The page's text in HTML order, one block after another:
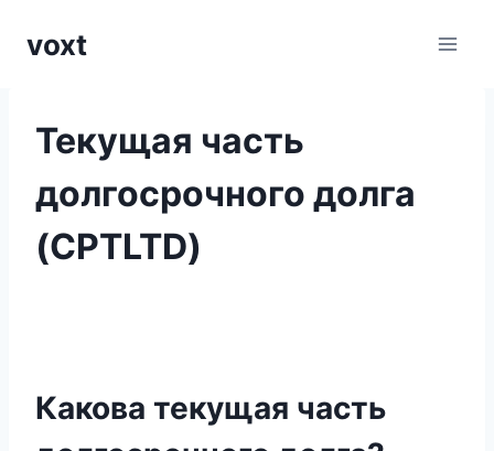
voxt
Текущая часть
долгосрочного долга
(CPTLTD)
Какова текущая часть